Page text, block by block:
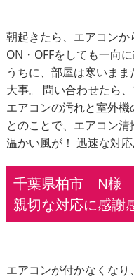
朝起きたら、エアコン
ON・OFFをしても一向
うちに、部屋は寒いま
大事。 問い合わせたら
エアコンの汚れと室外
とのことで、エアコン
温かい風が！ 迅速な対
千葉県柏市 N様
親切な対応に感謝
エアコンが付かなくな